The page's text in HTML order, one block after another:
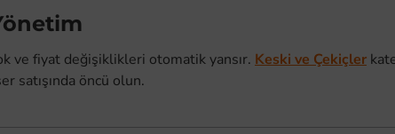
ve fiyat değişiklikleri otomatik yansır. Keski ve Çekiçler
satışında öncü olun.